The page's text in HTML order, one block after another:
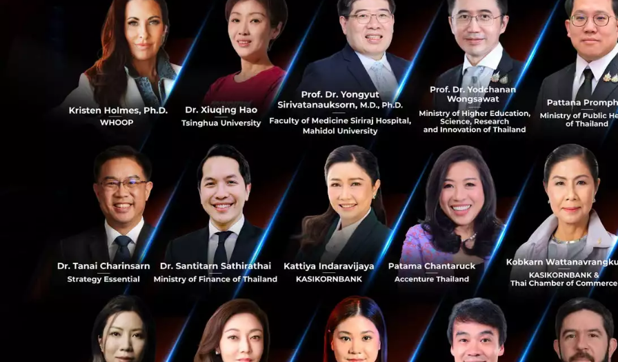
Saucy Thoughts sigve-brekke true-corporation
techsauce-global-summit-2025
มุ่งสู่แบรนด์ที่ลูกค้าเชื่อใจ ทรู คอร์ปอเรชั่น เปิด 3
ภารกิจใหญ่หลังควบรวม 2 ปี
ทรู คอร์ปอเรชั่น ได้ประกาศแนวทางการขับเคลื่อนองค์กรด้วย
3 พันธกิจหลัก โดยให้ความสำคัญสูงสุดกับ ‘ลูกค้า เป็นเป้า
หมายในการดำเนินงาน การประกาศครั้งนี้ถือเป็นการต่อยอด
ความสำเร็จหลังจาก...
พฤษภาคม 13, 2025 | By Techsauce Team
1
News true dtac sigve-brekke true-corporation
True Corporation ยกระดับการใช้ AI อย่างมี
จริยธรรม มุ่งคุ้มครองผู้บริโภค
True Corporation ยกระดับการใช้ AI อย่างมีจริยธรรม มุ่ง
คุ้มครองผู้บริโภคพร้อมต่อยอดการใข้งานดิจิทัล...
พฤศจิกายน 24, 2023 | By
Techsauce Team
0